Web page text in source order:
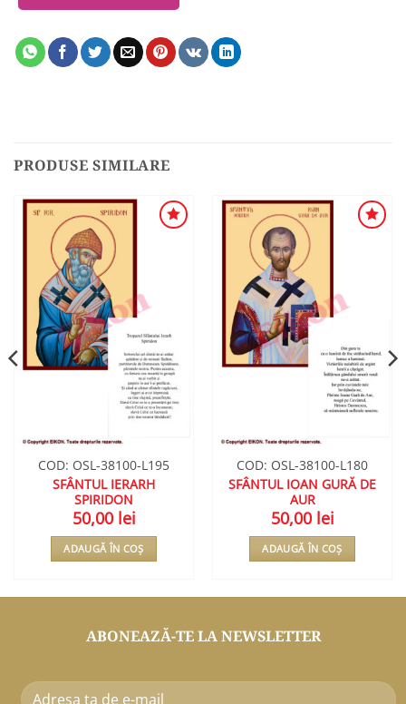
PRODUSE SIMILARE
COD: OSL-38100-L195
SFÂNTUL IERARH
SPIRIDON
50,00 lei
ADAUGĂ ÎN COȘ
COD: OSL-38100-L180
SFÂNTUL IOAN GURĂ DE
AUR
50,00 lei
ADAUGĂ ÎN COȘ
ABONEAZĂ-TE LA NEWSLETTER